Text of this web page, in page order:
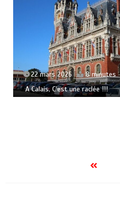
22 mars 2026 8 minutes
A Calais, C’est une raclée !!!